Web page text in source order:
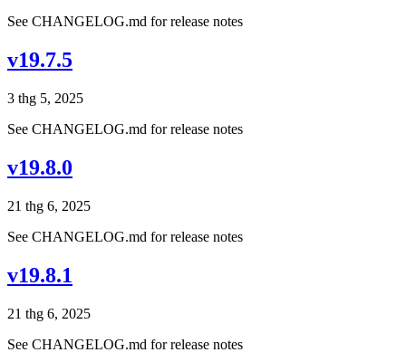
See CHANGELOG.md for release notes
v19.7.5
3 thg 5, 2025
See CHANGELOG.md for release notes
v19.8.0
21 thg 6, 2025
See CHANGELOG.md for release notes
v19.8.1
21 thg 6, 2025
See CHANGELOG.md for release notes